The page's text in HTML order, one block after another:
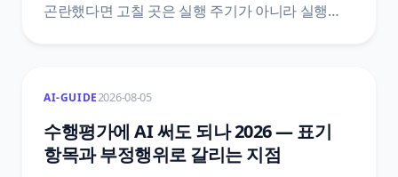
곤란했다면 고칠 곳은 실행 주기가 아니라 실행
틀리는지, 공식 문서끼리 어긋나는 지점은
어디인지까지 원문을 근거로 정리했어요.
AI-GUIDE2026-08-05
수행평가에 AI 써도 되나 2026 — 표기
항목과 부정행위로 갈리는 지점